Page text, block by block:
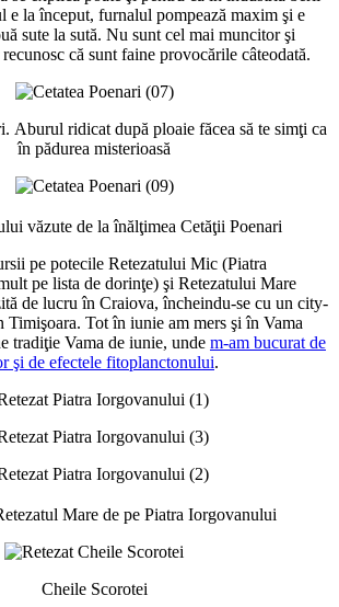
e la început, furnalul pompează maxim şi e
sute la sută. Nu sunt cel mai muncitor şi
că sunt faine provocările câteodată.
Aburul ridicat după ploaie făcea să te simţi ca
în pădurea misterioasă
văzute de la înălţimea Cetăţii Poenari
pe potecile Retezatului Mic (Piatra
pe lista de dorinţe) şi Retezatului Mare
de lucru în Craiova, încheindu-se cu un city-
Timişoara. Tot în iunie am mers şi în Vama
tradiţie Vama de iunie, unde m-am bucurat de
şi de efectele fitoplanctonului.
Mare de pe Piatra Iorgovanului
Cheile Scorotei